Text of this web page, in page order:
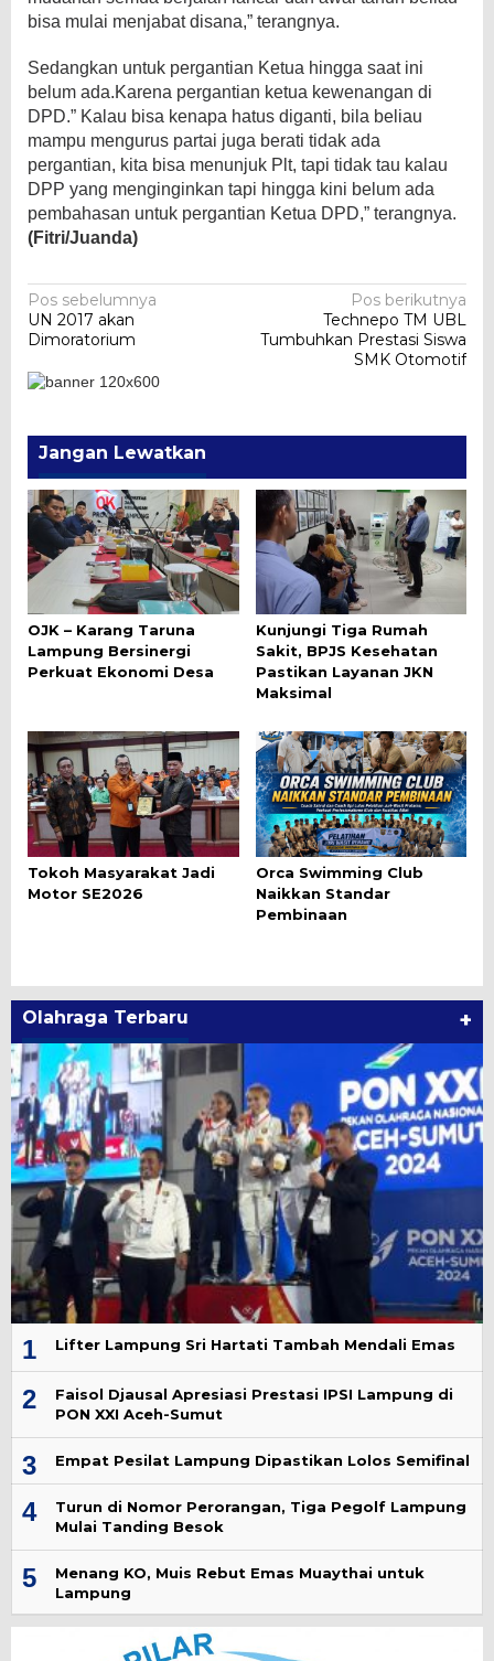
bisa mulai menjabat disana,” terangnya.
Sedangkan untuk pergantian Ketua hingga saat ini
belum ada.Karena pergantian ketua kewenangan di
DPD.” Kalau bisa kenapa hatus diganti, bila beliau
mampu mengurus partai juga berati tidak ada
pergantian, kita bisa menunjuk Plt, tapi tidak tau kalau
DPP yang menginginkan tapi hingga kini belum ada
pembahasan untuk pergantian Ketua DPD,” terangnya.
(Fitri/Juanda)
Navigasi
pos
Pos sebelumnya
UN 2017 akan
Dimoratorium
Pos berikutnya
Technepo TM UBL
Tumbuhkan Prestasi Siswa
SMK Otomotif
Jangan Lewatkan
OJK – Karang Taruna
Lampung Bersinergi
Perkuat Ekonomi Desa
Kunjungi Tiga Rumah
Sakit, BPJS Kesehatan
Pastikan Layanan JKN
Maksimal
Tokoh Masyarakat Jadi
Motor SE2026
Orca Swimming Club
Naikkan Standar
Pembinaan
Olahraga Terbaru +
1 Lifter Lampung Sri Hartati Tambah Mendali Emas
2
Faisol Djausal Apresiasi Prestasi IPSI Lampung di
PON XXI Aceh-Sumut
3 Empat Pesilat Lampung Dipastikan Lolos Semifinal
4
Turun di Nomor Perorangan, Tiga Pegolf Lampung
Mulai Tanding Besok
5
Menang KO, Muis Rebut Emas Muaythai untuk
Lampung